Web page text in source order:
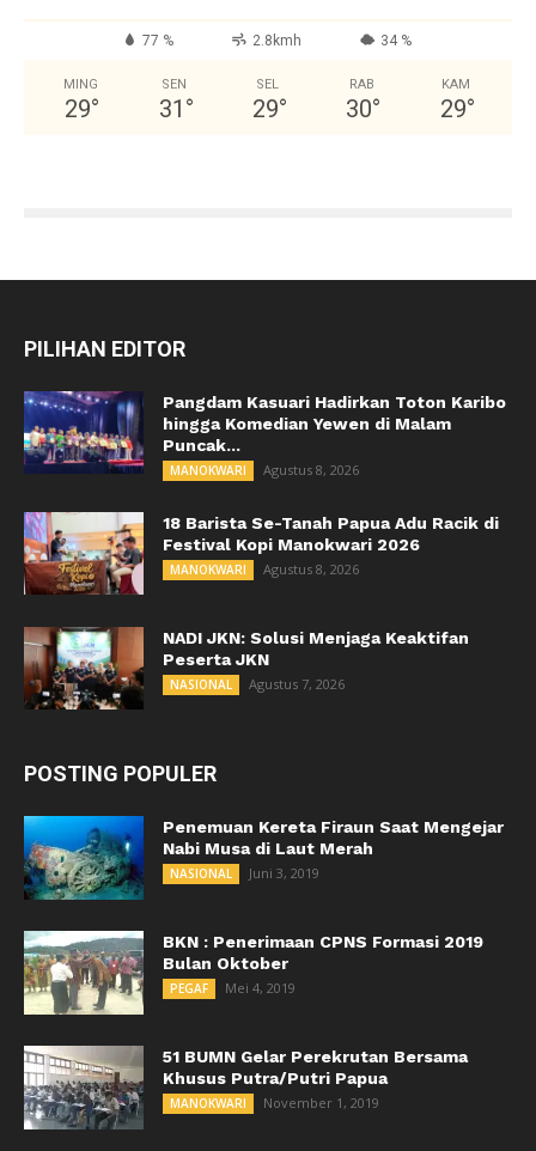
77 % 2.8kmh 34 %
MING
29°
SEN
31 °
SEL
29°
RAB
30°
KAM
29°
PILIHAN EDITOR
Pangdam Kasuari Hadirkan Toton Karibo
hingga Komedian Yewen di Malam
Puncak...
MANOKWARI Agustus 8, 2026
18 Barista Se-Tanah Papua Adu Racik di
Festival Kopi Manokwari 2026
MANOKWARI Agustus 8, 2026
NADI JKN: Solusi Menjaga Keaktifan
Peserta JKN
NASIONAL Agustus 7, 2026
POSTING POPULER
Penemuan Kereta Firaun Saat Mengejar
Nabi Musa di Laut Merah
NASIONAL Juni 3, 2019
BKN : Penerimaan CPNS Formasi 2019
Bulan Oktober
PEGAF Mei 4, 2019
51 BUMN Gelar Perekrutan Bersama
Khusus Putra/Putri Papua
MANOKWARI November 1, 2019